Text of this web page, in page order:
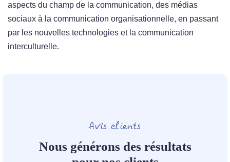
aspects du champ de la communication, des médias
sociaux à la communication organisationnelle, en passant
par les nouvelles technologies et la communication
interculturelle.
Avis clients
Nous générons des résultats